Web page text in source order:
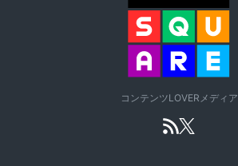
コンテンツLOVERメディア